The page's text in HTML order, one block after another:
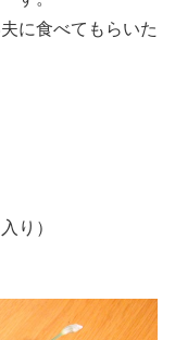
に食べてもらいた
り）